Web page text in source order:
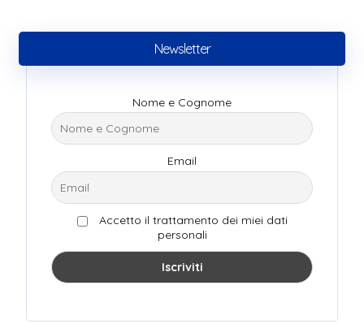
Newsletter
Nome e Cognome
Email
Accetto il trattamento dei miei dati
personali